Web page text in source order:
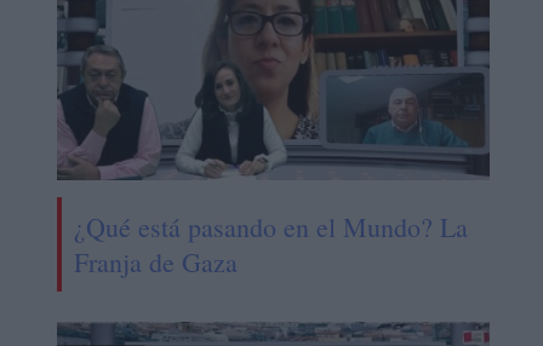
¿Qué está pasando en el Mundo? La
Franja de Gaza